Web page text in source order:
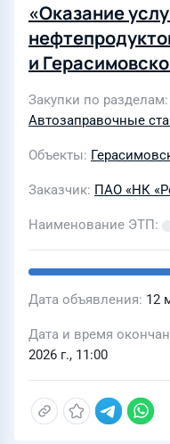
«Оказание
и
Транспорт» в
Закупки по разделам
Автозаправочные
Объекты
Заказчик ПАО «НК
Наименование ЭТП
Дата объявления 12
Дата и время
2026 г., 11:00